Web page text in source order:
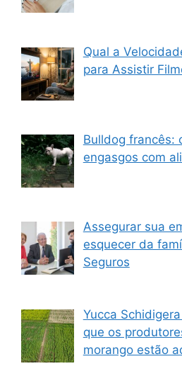
Qual a
para Assistir
Bulldog francês:
engasgos com
Assegurar sua
esquecer da
Seguros
Yucca
que os
morango estão